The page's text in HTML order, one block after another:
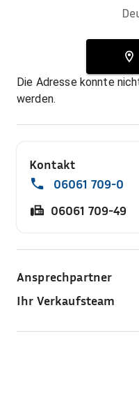
Die Adresse konnte
werden.
Kontakt
06061 709-0
06061 709-49
Ansprechpartner
Ihr Verkaufsteam